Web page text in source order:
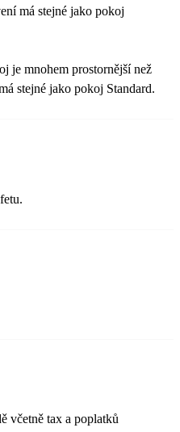
má stejné jako pokoj
je mnohem prostornější než
stejné jako pokoj Standard.
včetně tax a poplatků